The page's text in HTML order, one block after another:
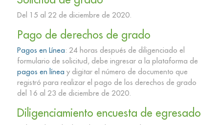
Del 15 al 22 de diciembre de 2020.
Pago de derechos de grado
Pagos en Línea: 24 horas después de diligenciado el
formulario de solicitud, debe ingresar a la plataforma de
pagos en línea y digitar el número de documento que
registró para realizar el pago de los derechos de grado
del 16 al 23 de diciembre de 2020.
Diligenciamiento encuesta de egresado